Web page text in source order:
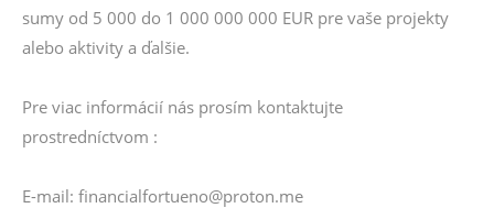
sumy od 5 000 do 1 000 000 000 EUR pre vaše projekty
alebo aktivity a ďalšie.
Pre viac informácií nás prosím kontaktujte
prostredníctvom :
E-mail: financialfortueno@proton.me